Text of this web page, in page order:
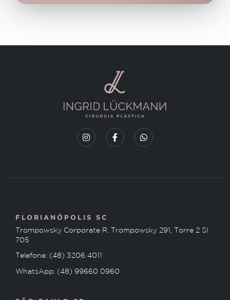
FLORIANÓPOLIS SC
Trompowsky Corporate R. Trompowsky 291, Torre 2 Sl
705
Telefone: (48) 3206 4011
WhatsApp: (48) 99660 0960